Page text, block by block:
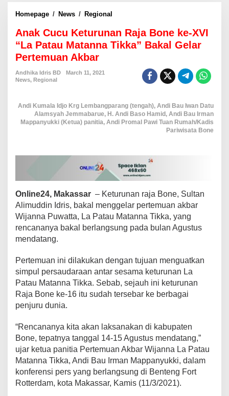
Homepage / News / Regional
a
k
C
t
u
r
a
a
B
o
n
-
X
V
"
P
a
a
u
M
a
Anak Cucu Keturunan Raja Bone ke-XVI
“La Patau Matanna Tikka” Bakal Gelar
Pertemuan Akbar
Andhika Idris BD
March 11, 2021
News, Regional
Andi Kumala Idjo Krg Lembangparang (tengah), Andi Bau Iwan Datu
Alamsyah Jemmabarue, H. Andi Baso Hamid, Andi Bau Irman
Mappanyukki (Ketua) panitia, Andi Promal Pawi Tuan Rumah/Kadis
Pariwisata Bone
Online24, Makassar – Keturunan raja Bone, Sultan
Alimuddin Idris, bakal menggelar pertemuan akbar
Wijanna Puwatta, La Patau Matanna Tikka, yang
rencananya bakal berlangsung pada bulan Agustus
mendatang.
Pertemuan ini dilakukan dengan tujuan menguatkan
simpul persaudaraan antar sesama keturunan La
Patau Matanna Tikka. Sebab, sejauh ini keturunan
Raja Bone ke-16 itu sudah tersebar ke berbagai
penjuru dunia.
“Rencananya kita akan laksanakan di kabupaten
Bone, tepatnya tanggal 14-15 Agustus mendatang,”
ujar ketua panitia Pertemuan Akbar Wijanna La Patau
Matanna Tikka, Andi Bau Irman Mappanyukki, dalam
konferensi pers yang berlangsung di Benteng Fort
Rotterdam, kota Makassar, Kamis (11/3/2021).